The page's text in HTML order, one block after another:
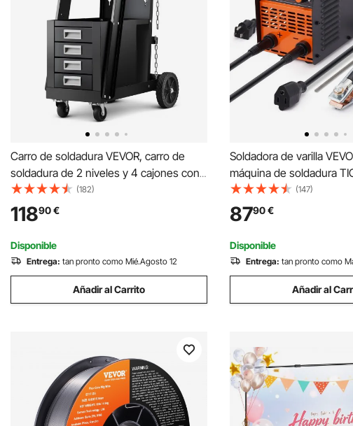
Carro de soldadura VEVOR, carro de
soldadura de 2 niveles y 4 cajones con
capacidad de peso de 265 libras, ruedas
giratorias de 360°, cadenas de
seguridad para almacenamiento de
tanques, carro de soldadura MIG con
ruedas de alta resistencia para soldador
MIG y cortador de plasma
(182)
11890€
Disponible
Entrega: tan pronto como Mié.Agosto 12
Añadir al Carrito
Soldadora de varilla
máquina de soldadura
arco/elevación de 200 A
LED grande, máquina de
varilla portátil 2 en 1 con
caliente Arc Force Anti-
máquina de soldadura de
(147)
8790€
Disponible
Entrega: tan pronto como
Añadir al